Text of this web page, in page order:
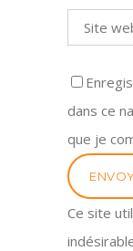
dans ce
que je
Ce site